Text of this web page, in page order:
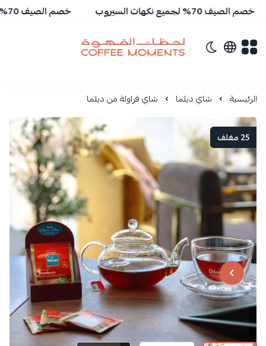
خصم الصيف 70% لجميع نكهات السيروب خصم الصيف 70% لجميع نكهات السيروب
تبديل الوضع الداكن
لحظات القهوة | Coffee Moments
الرئيسية شاي ديلما شاي فراولة من ديلما
25 مغلف